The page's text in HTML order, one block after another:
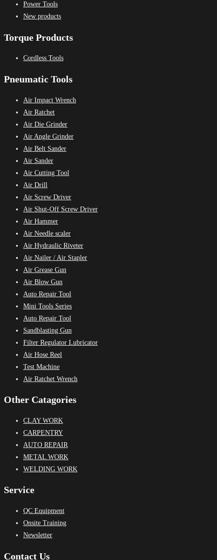
Power Tools
New products
Torque Products
Cordless Tools
Pneumatic Tools
Air Impact Wrench
Air Ratchet
Air Die Grinder
Air Angle Grinder
Air Belt Sander
Air Sander
Air Cutting Tool
Air Drill
Air Screw Driver
Air Shut-Off Screw Driver
Air Hammer
Air Needle scaler
Air Hydraulic Riveter
Air Nailer / Air Stapler
Air Grease Gun
Air Blow Gun
Auto Repair Tool
Mini Tools Series
Auto Repair Tool
Sandblasting Gun
Filter Regulator Lubricator
Air Hose Reel
Test Machine
Air Ratchet Wrench
Other Catagories
CLAY WORK
CARPENTRY
AUTO REPAIR
METAL WORK
WELDING WORK
Service
QC Equipment
Onsite Training
Newsletter
Contact Us